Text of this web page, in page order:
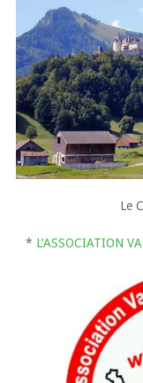
Le
* L’ASSOCIATION